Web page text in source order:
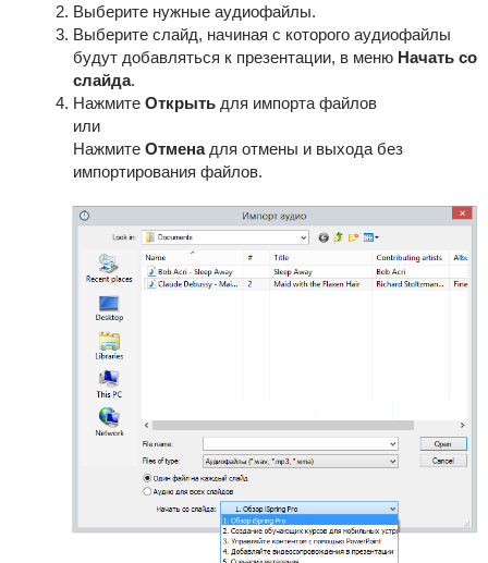
Выберите нужные аудиофайлы.
Выберите слайд, начиная с которого аудиофайлы
будут добавляться к презентации, в меню Начать со
слайда.
Нажмите Открытьдля импорта файлов
или
Нажмите Отменадля отмены и выхода без
импортирования файлов.